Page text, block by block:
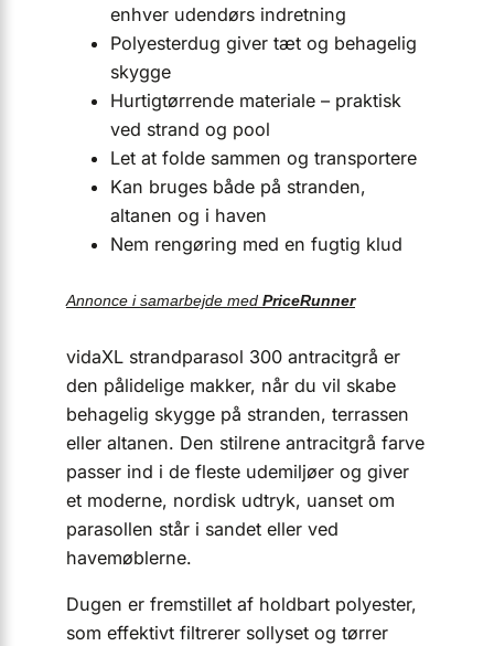
enhver udendørs indretning
Polyesterdug giver tæt og behagelig
skygge
Hurtigtørrende materiale – praktisk
ved strand og pool
Let at folde sammen og transportere
Kan bruges både på stranden,
altanen og i haven
Nem rengøring med en fugtig klud
Annonce i samarbejde med PriceRunner
vidaXL strandparasol 300 antracitgrå er
den pålidelige makker, når du vil skabe
behagelig skygge på stranden, terrassen
eller altanen. Den stilrene antracitgrå farve
passer ind i de fleste udemiljøer og giver
et moderne, nordisk udtryk, uanset om
parasollen står i sandet eller ved
havemøblerne.
Dugen er fremstillet af holdbart polyester,
som effektivt filtrerer sollyset og tørrer